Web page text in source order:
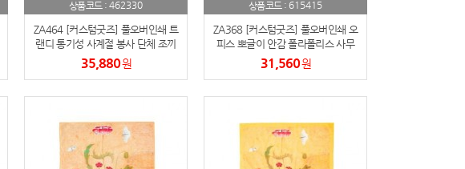
상품코드 : 462330
ZA464 [커스텀굿즈] 풀오버인쇄 트
랜디 통기성 사계절 봉사 단체 조끼
(박스제작가능)
35,880원
상품코드 : 615415
ZA368 [커스텀굿즈] 풀오버인쇄 오
피스 뽀글이 안감 폴라폴리스 사무
용 점퍼 (박스제작가능)
31,560원